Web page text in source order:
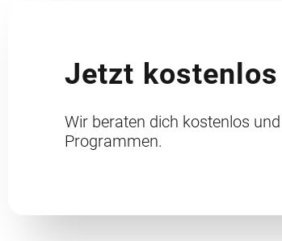
Jetzt kostenlos
Wir beraten dich kostenlos
Programmen.